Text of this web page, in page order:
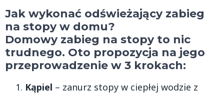
Jak wykonać odświeżający zabieg
na stopy w domu?
Domowy zabieg na stopy to nic
trudnego. Oto propozycja na jego
przeprowadzenie w 3 krokach:
Kąpiel – zanurz stopy w ciepłej wodzie z